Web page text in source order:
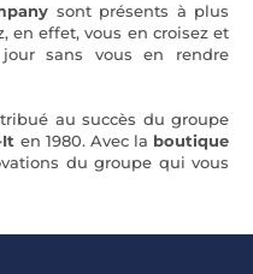
sont présents à plus
en effet, vous en croisez et
sans vous en rendre
au succès du groupe
en 1980. Avec la boutique
du groupe qui vous